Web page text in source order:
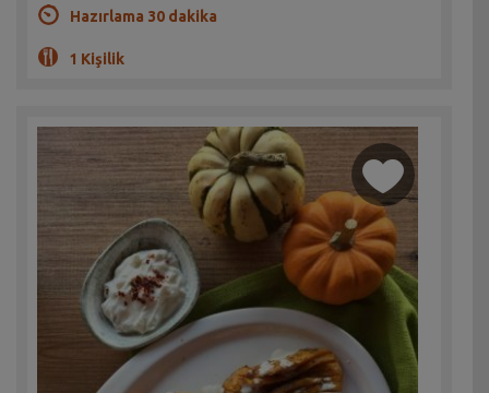
Hazırlama 30 dakika
1 Kişilik